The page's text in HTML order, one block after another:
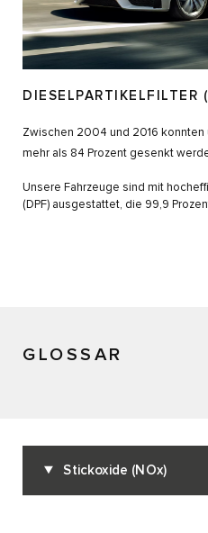
DIESELPARTIKELFILTER
Zwischen 2004 und 2016 konnten
mehr als 84 Prozent gesenkt
Unsere Fahrzeuge sind mit
(DPF) ausgestattet, die 99,9
GLOSSAR
Stickoxide (NOx)